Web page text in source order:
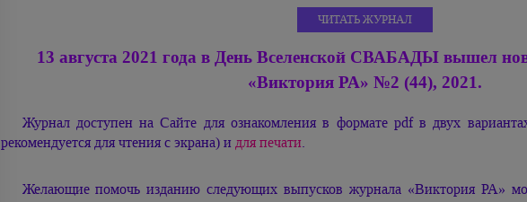
ЧИТАТЬ ЖУРНАЛ
13 августа 2021 года в День Вселенской СВАБАДЫ вышел
«Виктория РА» №2 (44), 2021.
Журнал доступен на Сайте для ознакомления в формате pdf в двух
рекомендуется для чтения с экрана) идля печати.
Желающие помочь изданию следующих выпусков журнала «Виктория РА»